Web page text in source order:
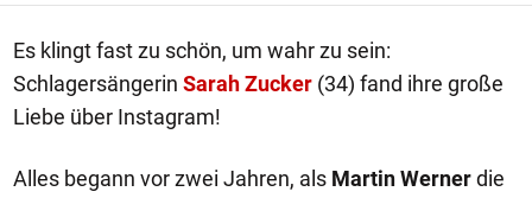
Es klingt fast zu schön, um wahr zu sein:
Schlagersängerin Sarah Zucker (34) fand ihre große
Liebe über Instagram!
Alles begann vor zwei Jahren, als Martin Wernerdie